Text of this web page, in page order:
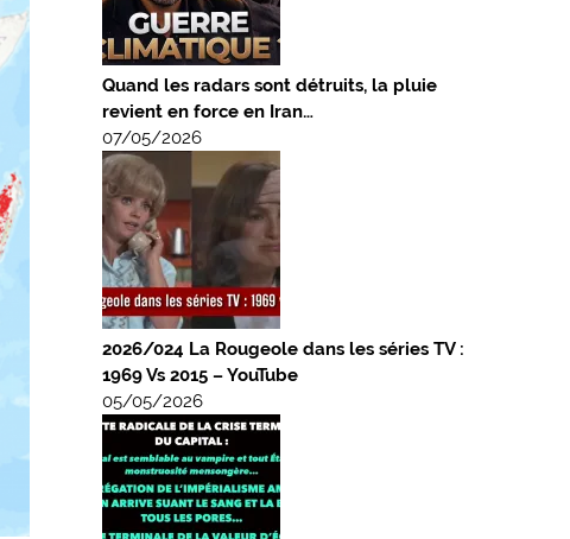
Quand les radars sont détruits, la pluie
revient en force en Iran…
07/05/2026
2026/024 La Rougeole dans les séries TV :
1969 Vs 2015 – YouTube
05/05/2026